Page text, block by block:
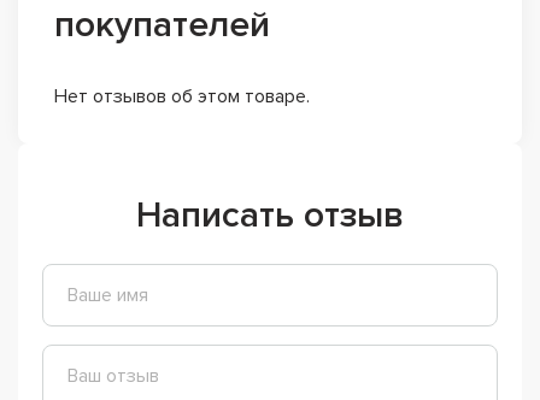
покупателей
Нет отзывов об этом товаре.
Написать отзыв